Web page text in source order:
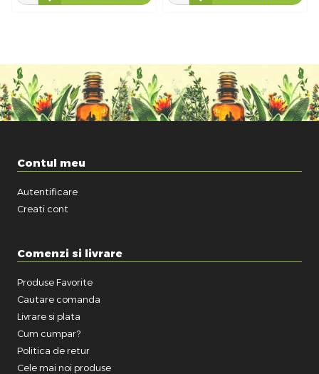
Contul meu
Autentificare
Creati cont
Comenzi si livrare
Produse Favorite
Cautare comanda
Livrare si plata
Cum cumpar?
Politica de retur
Cele mai noi produse